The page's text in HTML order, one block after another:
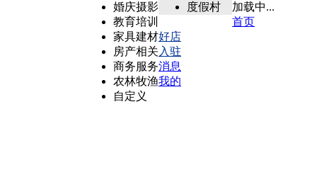
婚庆摄影
教育培训
家具建材
房产相关
商务服务
农林牧渔
自定义
度假村
加载中...
首页
好店
入驻
消息
我的